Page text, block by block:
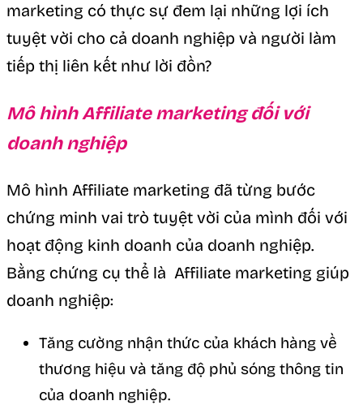
marketing có thực sự đem lại những lợi ích
tuyệt vời cho cả doanh nghiệp và người làm
tiếp thị liên kết như lời đồn?
Mô hình Affiliate marketing đối với
doanh nghiệp
Mô hình Affiliate marketing đã từng bước
chứng minh vai trò tuyệt vời của mình đối với
hoạt động kinh doanh của doanh nghiệp.
Bằng chứng cụ thể là Affiliate marketing giúp
doanh nghiệp:
Tăng cường nhận thức của khách hàng về
thương hiệu và tăng độ phủ sóng thông tin
của doanh nghiệp.